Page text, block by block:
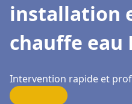
installation
chauffe eau
Intervention rapide et